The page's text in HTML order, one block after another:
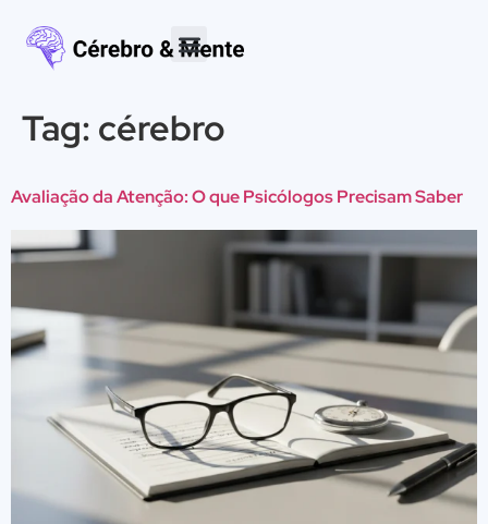
Tag: cérebro
Avaliação da Atenção: O que Psicólogos Precisam Saber